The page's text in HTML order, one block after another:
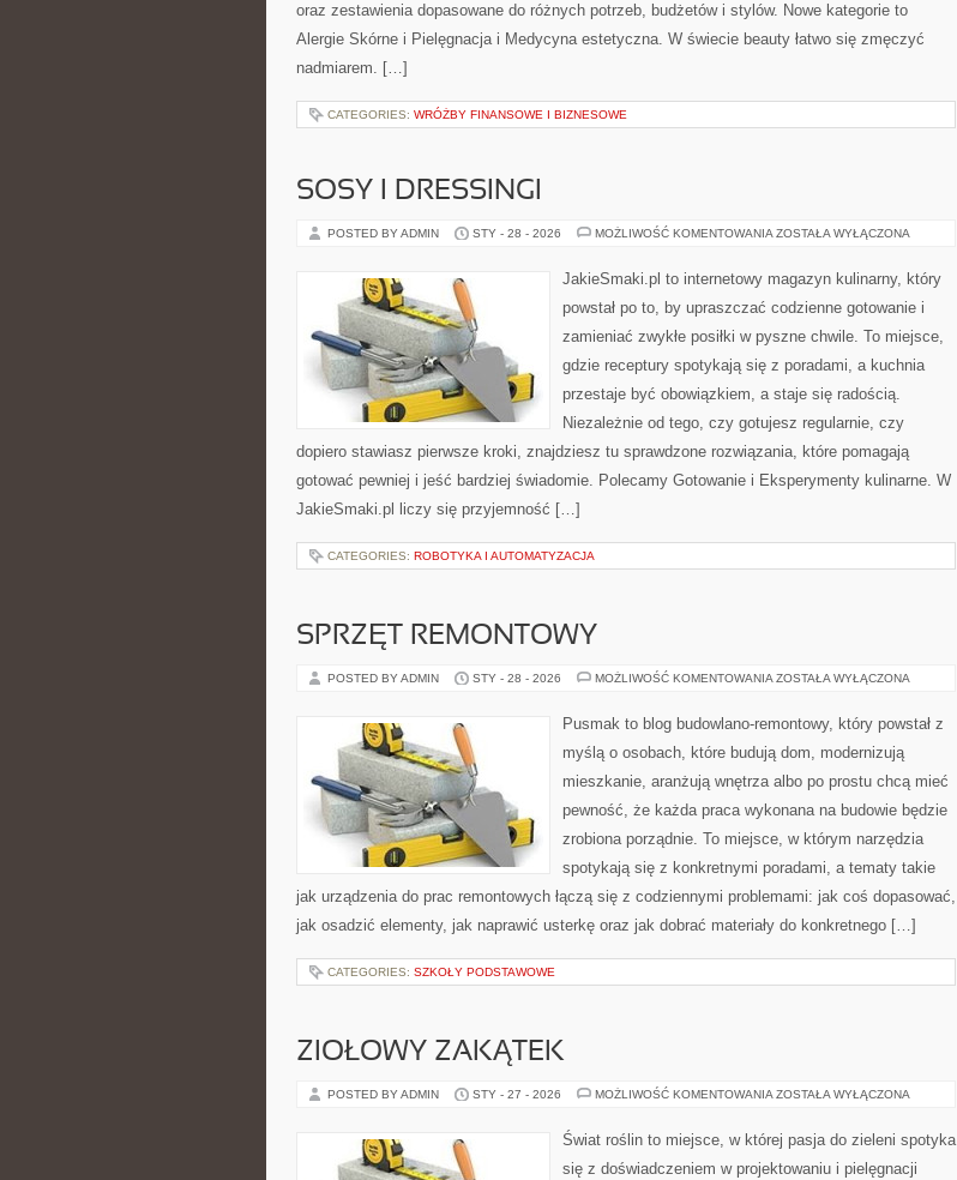
oraz zestawienia dopasowane do różnych potrzeb, budżetów i stylów. Nowe kategorie to
Alergie Skórne i Pielęgnacja i Medycyna estetyczna. W świecie beauty łatwo się zmęczyć
nadmiarem. […]
CATEGORIES: WRÓŻBY FINANSOWE I BIZNESOWE
SOSY I DRESSINGI
POSTED BY ADMIN STY - 28 - 2026 MOŻLIWOŚĆ KOMENTOWANIA SOSY
ZOSTAŁA WYŁĄCZONA
JakieSmaki.pl to internetowy magazyn kulinarny, który
powstał po to, by upraszczać codzienne gotowanie i
zamieniać zwykłe posiłki w pyszne chwile. To miejsce,
gdzie receptury spotykają się z poradami, a kuchnia
przestaje być obowiązkiem, a staje się radością.
Niezależnie od tego, czy gotujesz regularnie, czy
dopiero stawiasz pierwsze kroki, znajdziesz tu sprawdzone rozwiązania, które pomagają
gotować pewniej i jeść bardziej świadomie. Polecamy Gotowanie i Eksperymenty kulinarne. W
JakieSmaki.pl liczy się przyjemność […]
CATEGORIES: ROBOTYKA I AUTOMATYZACJA
SPRZĘT REMONTOWY
POSTED BY ADMIN STY - 28 - 2026 MOŻLIWOŚĆ KOMENTOWANIA SPRZĘT
ZOSTAŁA WYŁĄCZONA
Pusmak to blog budowlano-remontowy, który powstał z
myślą o osobach, które budują dom, modernizują
mieszkanie, aranżują wnętrza albo po prostu chcą mieć
pewność, że każda praca wykonana na budowie będzie
zrobiona porządnie. To miejsce, w którym narzędzia
spotykają się z konkretnymi poradami, a tematy takie
jak urządzenia do prac remontowych łączą się z codziennymi problemami: jak coś dopasować,
jak osadzić elementy, jak naprawić usterkę oraz jak dobrać materiały do konkretnego […]
CATEGORIES: SZKOŁY PODSTAWOWE
ZIOŁOWY ZAKĄTEK
POSTED BY ADMIN STY - 27 - 2026 MOŻLIWOŚĆ KOMENTOWANIA ZIOŁOWY
ZOSTAŁA WYŁĄCZONA
Świat roślin to miejsce, w której pasja do zieleni spotyka
się z doświadczeniem w projektowaniu i pielęgnacji